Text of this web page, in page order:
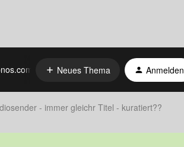
Neues Thema Anmelden
- immer gleichr Titel - kuratiert??